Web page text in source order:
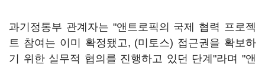
과기정통부 관계자는 "앤트로픽의 국제 협력 프로젝
트 참여는 이미 확정됐고, (미토스) 접근권을 확보하
기 위한 실무적 협의를 진행하고 있던 단계"라며 "앤